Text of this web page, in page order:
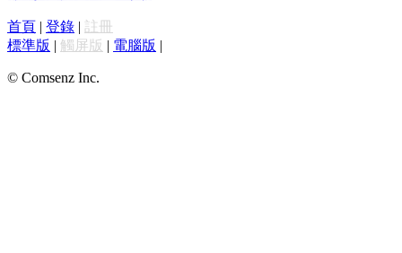
首頁 | 登錄 | 註冊
標準版 | 觸屏版 | 電腦版 |
© Comsenz Inc.